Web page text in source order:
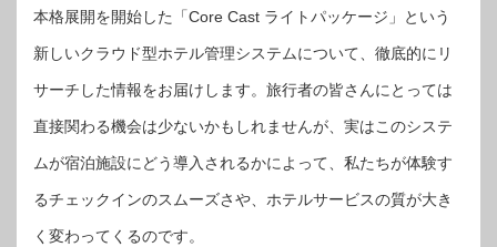
本格展開を開始した「Core Cast ライトパッケージ」という
新しいクラウド型ホテル管理システムについて、徹底的にリ
サーチした情報をお届けします。旅行者の皆さんにとっては
直接関わる機会は少ないかもしれませんが、実はこのシステ
ムが宿泊施設にどう導入されるかによって、私たちが体験す
るチェックインのスムーズさや、ホテルサービスの質が大き
く変わってくるのです。